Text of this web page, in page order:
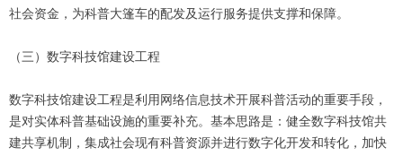
社会资金，为科普大篷车的配发及运行服务提供支撑和保障。
（三）数字科技馆建设工程
数字科技馆建设工程是利用网络信息技术开展科普活动的重要手段，
是对实体科普基础设施的重要补充。基本思路是：健全数字科技馆共
建共享机制，集成社会现有科普资源并进行数字化开发和转化，加快